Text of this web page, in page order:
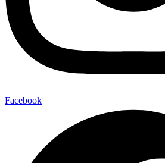
Facebook